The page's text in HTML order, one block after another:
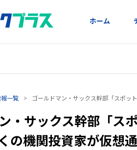
ホーム
一覧 > ゴールドマン・サックス幹部「スポッ
・サックス幹部「ス
の機関投資家が仮想